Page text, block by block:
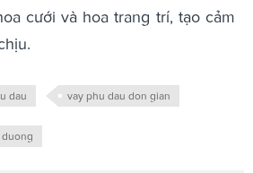
cưới và hoa trang trí, tạo cảm
dau vay phu dau don gian
duong